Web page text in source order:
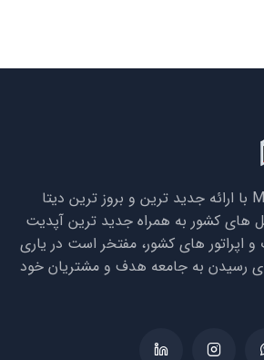
وب سایت Mobile BNK با ارائه جدید ترین و بروز ترین دیتا
های کشور به همراه جدید ترین آپدیت
اپراتور های کشور، مفتخر است در یاری
رسیدن به جامعه هدف و مشتریان خود